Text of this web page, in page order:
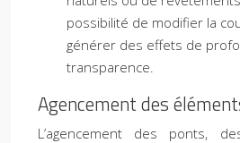
possibilité de modifier la
générer des effets de
transparence.
Agencement des
L’agencement des ponts,